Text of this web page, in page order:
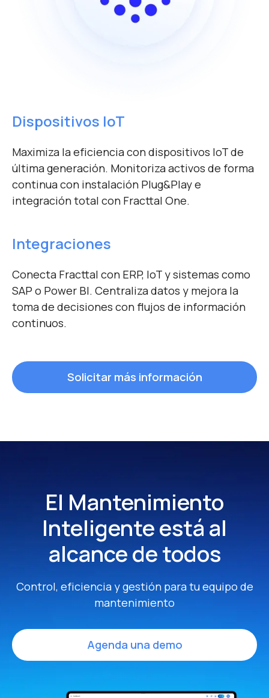
Dispositivos IoT
Maximiza la eficiencia con dispositivos IoT de
última generación. Monitoriza activos de forma
continua con instalación Plug&Play e
integración total con Fracttal One.
Integraciones
Conecta Fracttal con ERP, IoT y sistemas como
SAP o Power BI. Centraliza datos y mejora la
toma de decisiones con flujos de información
continuos.
Solicitar más información
El Mantenimiento
Inteligenteestá al
alcance de todos
Control, eficiencia y gestión para tu equipo de
mantenimiento
Agenda una demo